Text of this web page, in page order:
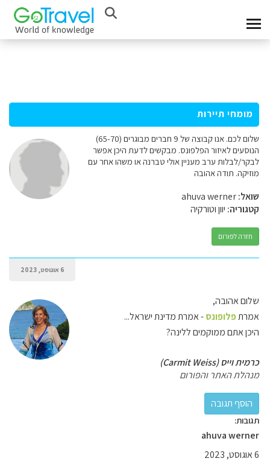
מומחי תיירות
שלום לכם. אנו קבוצה של 9 חברים מבוגרים (65-70)
הנוסעים לאיזור הפלפונס. מבקשים לדעת היכן אפשר
לבקר/לבלות ערב מעניין אולי טברנה או משהו אחר עם
מוזיקה. תודה אהובה
שואל:
קטגוריה: יוון וטורקיה
חזרה לפורום
6 אוגוסט, 2023
שלום אהובה,
אמרתפלופונס- אמרת מדינת ישראל...
היכן אתם ממוקמים ללינה?
כרמית וייס (Carmit Weiss)
מנהלת האתר והפורום
תגובות:
ahuva werner
6 אוגוסט, 2023